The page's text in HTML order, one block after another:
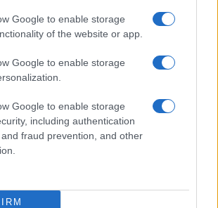
Google to enable storage
of the website or app.
Google to enable storage
Google to enable storage
including authentication
fraud prevention, and other
Samsung Galaxy készülék kimarad a One
dátum - ekkor rántja le a leplet az
automatizmusai: hat funkció, amely
meg a mindennapokat
funkció teljesen megváltoztatja a
érdemes kivárni az iPhone 18 Prot